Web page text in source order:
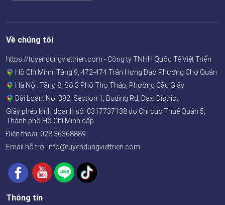
Về chúng tôi
https://tuyendungviettrien.com - Công ty TNHH Quốc Tế Việt Triển
Hồ Chí Minh: Tầng 9, 472-474 Trần Hưng Đạo Phường Chợ Quán
Hà Nội: Tầng 8, Số 3 Phố Thọ Tháp, Phường Cầu Giấy
Đài Loan: No. 392, Section 1, Buding Rd, Daxi District
Giấy phép kinh doanh số: 0317737138 do Chi cục Thuế Quận 5,
Thành phố Hồ Chí Minh cấp
Điện thoại: 028 36368889
Email hỗ trợ: info@tuyendungviettrien.com
Thông tin